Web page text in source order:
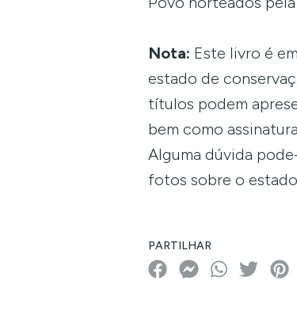
Nota: Este livro é
estado de
títulos podem
bem como
Alguma dúvida
fotos sobre o
PARTILHAR